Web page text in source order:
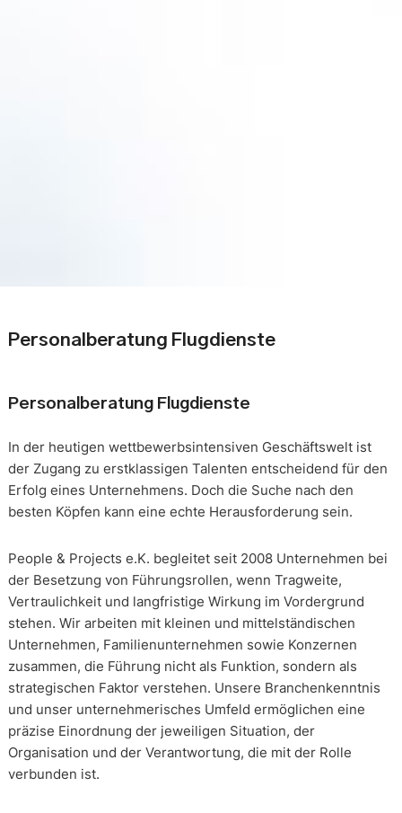
Personalberatung Flugdienste
Personalberatung Flugdienste
In der heutigen wettbewerbsintensiven Geschäftswelt ist
der Zugang zu erstklassigen Talenten entscheidend für den
Erfolg eines Unternehmens. Doch die Suche nach den
besten Köpfen kann eine echte Herausforderung sein.
People & Projects e.K. begleitet seit 2008 Unternehmen bei
der Besetzung von Führungsrollen, wenn Tragweite,
Vertraulichkeit und langfristige Wirkung im Vordergrund
stehen. Wir arbeiten mit kleinen und mittelständischen
Unternehmen, Familienunternehmen sowie Konzernen
zusammen, die Führung nicht als Funktion, sondern als
strategischen Faktor verstehen. Unsere Branchenkenntnis
und unser unternehmerisches Umfeld ermöglichen eine
präzise Einordnung der jeweiligen Situation, der
Organisation und der Verantwortung, die mit der Rolle
verbunden ist.